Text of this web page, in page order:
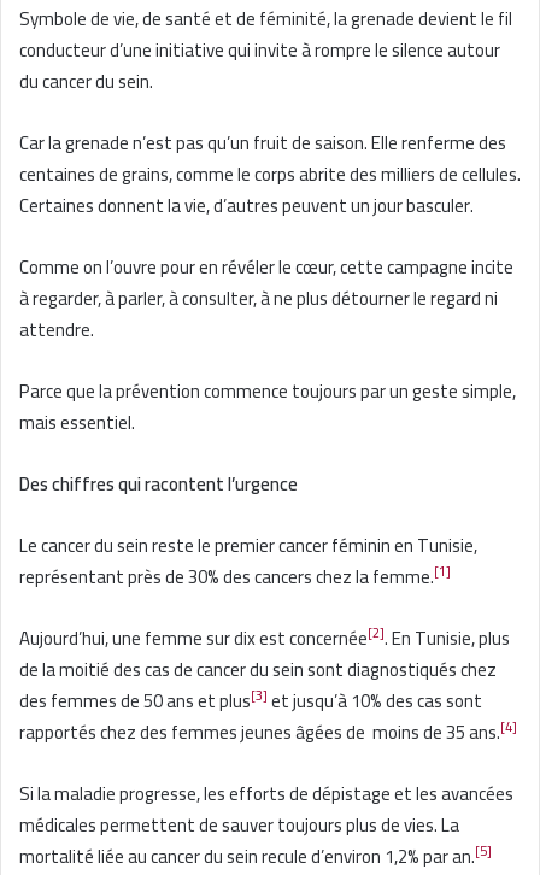
Symbole de vie, de santé et de féminité, la grenade devient le fil
conducteur d’une initiative qui invite à rompre le silence autour
du cancer du sein.
Car la grenade n’est pas qu’un fruit de saison. Elle renferme des
centaines de grains, comme le corps abrite des milliers de cellules.
Certaines donnent la vie, d’autres peuvent un jour basculer.
Comme on l’ouvre pour en révéler le cœur, cette campagne incite
à regarder, à parler, à consulter, à ne plus détourner le regard ni
attendre.
Parce que la prévention commence toujours par un geste simple,
mais essentiel.
Des chiffres qui racontent l’urgence
Le cancer du sein reste le premier cancer féminin en Tunisie,
représentant près de 30% des cancers chez la femme.[1]
Aujourd’hui, une femme sur dix est concernée[2]. En Tunisie, plus
de la moitié des cas de cancer du sein sont diagnostiqués chez
des femmes de 50 ans et plus[3]et jusqu’à 10% des cas sont
rapportés chez des femmes jeunes âgées de moins de 35 ans.[4]
Si la maladie progresse, les efforts de dépistage et les avancées
médicales permettent de sauver toujours plus de vies. La
mortalité liée au cancer du sein recule d’environ 1,2% par an.[5]